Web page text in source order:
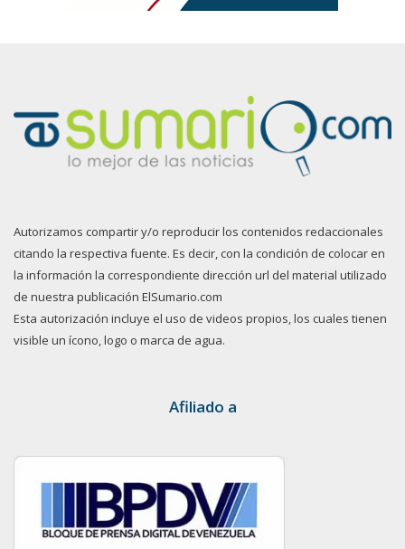
Autorizamos compartir y/o reproducir los contenidos redaccionales
citando la respectiva fuente. Es decir, con la condición de colocar en
la información la correspondiente dirección url del material utilizado
de nuestra publicación ElSumario.com
Esta autorización incluye el uso de videos propios, los cuales tienen
visible un ícono, logo o marca de agua.
Afiliado a